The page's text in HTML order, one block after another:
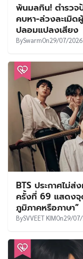
พ้นมลทิน! ตำรวจ
คบหา-ล่วงละเมิด
ปลอมแปลงเสียง
BySwarmOn29/07/2026
BTS ประกาศไม่ส่
ครั้งที่ 69 แสดง
ภูมิภาคหรือภาษา”
BySVVEET KIMOn29/